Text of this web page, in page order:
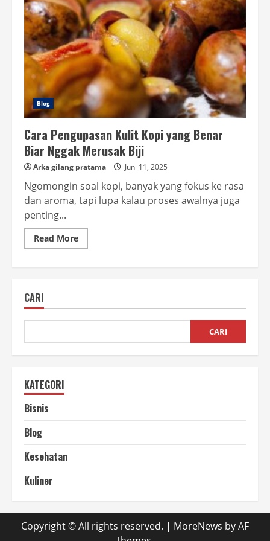
Blog
Cara Pengupasan Kulit Kopi yang Benar
Biar Nggak Merusak Biji
Arka gilang pratama Juni 11, 2025
Ngomongin soal kopi, banyak yang fokus ke rasa
dan aroma, tapi lupa kalau proses awalnya juga
penting...
Read MoreRead
more
Benar
Nggak
CARI
CARI
KATEGORI
Bisnis
Blog
Kesehatan
Kuliner
Copyright © All rights reserved. | MoreNews by AF